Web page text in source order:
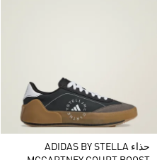
حذاء ADIDAS BY STELLA